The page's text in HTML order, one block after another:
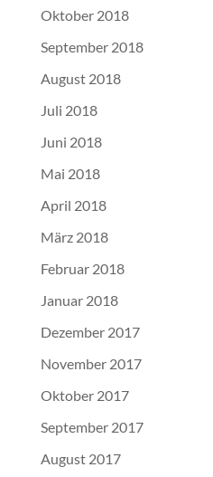
Oktober 2018
September 2018
August 2018
Juli 2018
Juni 2018
Mai 2018
April 2018
März 2018
Februar 2018
Januar 2018
Dezember 2017
November 2017
Oktober 2017
September 2017
August 2017